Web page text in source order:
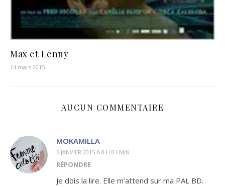
Max et Lenny
14 mars 2015
AUCUN COMMENTAIRE
MOKAMILLA
6 JANVIER 2015 À 0 H 01 MIN
RÉPONDRE
Je dois la lire. Elle m’attend sur ma PAL BD.